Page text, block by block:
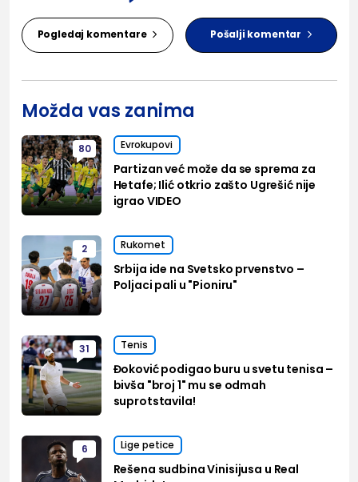
Pogledaj komentare Pošalji komentar
Možda vas zanima
80 Evrokupovi
Partizan već može da se sprema za
Hetafe; Ilić otkrio zašto Ugrešić nije
igrao VIDEO
2 Rukomet
Srbija ide na Svetsko prvenstvo –
Poljaci pali u "Pioniru"
31 Tenis
Đoković podigao buru u svetu tenisa –
bivša "broj 1" mu se odmah
suprotstavila!
6 Lige petice
Rešena sudbina Vinisijusa u Real